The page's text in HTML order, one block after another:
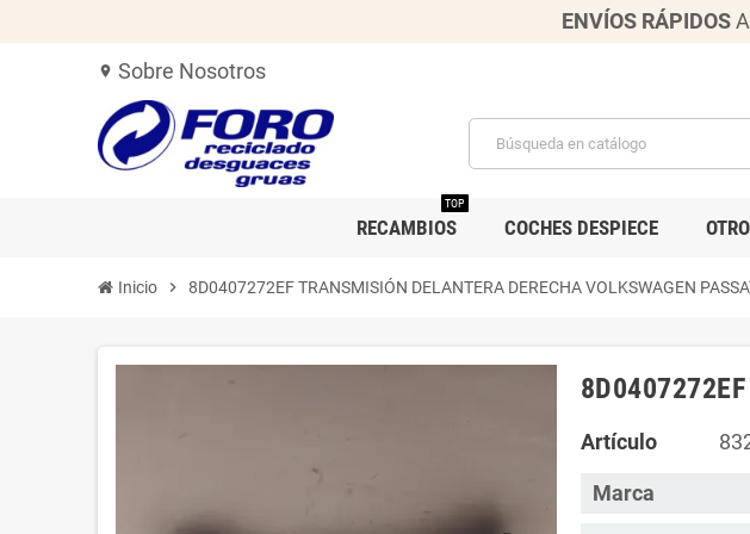
ENVÍOS RÁPIDOS
location_on Sobre Nosotros
RECAMBIOS
TOP
COCHES DESPIECE
Inicio chevron_right 8D0407272EF TRANSMISIÓN DELANTERA DERECHA VOLKSWAGEN
8D0407272EF
Artículo
Marca